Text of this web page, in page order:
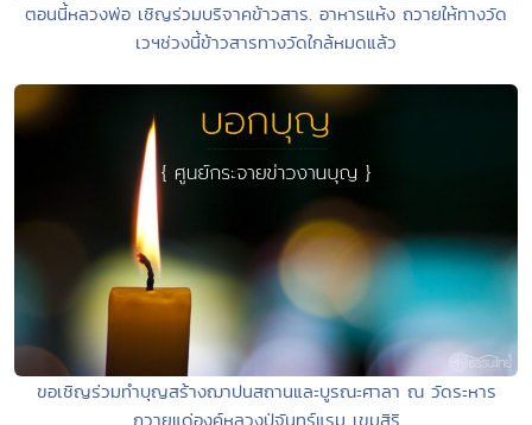
ตอนนี้หลวงพ่อ เชิญร่วมบริจาคข้าวสาร. อาหารแห้ง ถวายให้ทางวัด
เวฯช่วงนี้ข้าวสารทางวัดใกล้หมดแล้ว
ขอเชิญร่วมทำบุญสร้างฌาปนสถานและบูรณะศาลา ณ วัดระหาร
ถวายแด่องค์หลวงปู่จันทร์แรม เขมสิริ